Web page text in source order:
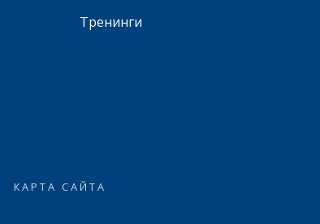
Тренинги
КАРТА САЙТА